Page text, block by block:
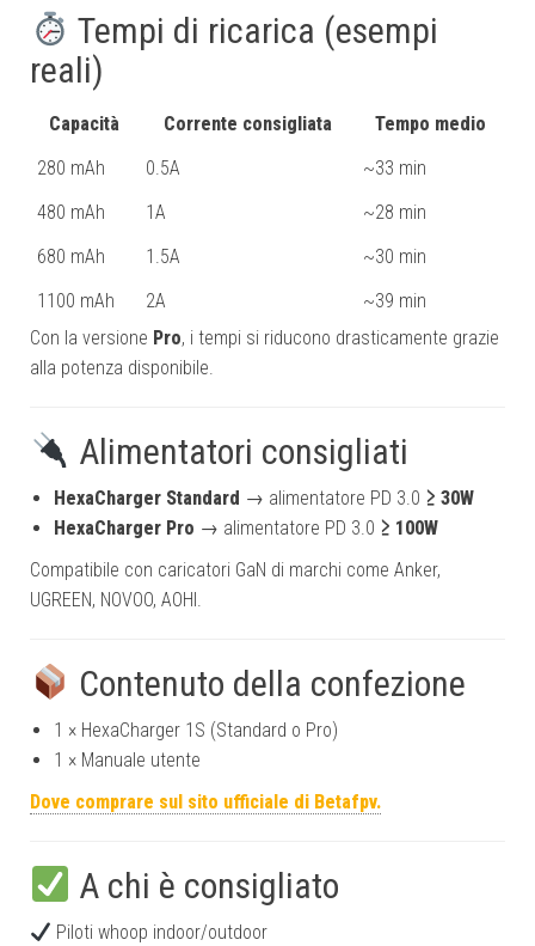
Tempi di ricarica (esempi
reali)
Capacità Corrente consigliata
Tempo medio
280 mAh
0.5A
~33 min
480 mAh
1A
~28 min
680 mAh
1.5A
~30 min
1100 mAh
2A
~39 min
Con la versione Pro, i tempi si riducono drasticamente grazie
alla potenza disponibile.
Alimentatori consigliati
HexaCharger Standard → alimentatore PD 3.0 ≥ 30W
HexaCharger Pro → alimentatore PD 3.0 ≥ 100W
Compatibile con caricatori GaN di marchi come Anker,
UGREEN, NOVOO, AOHI.
Contenuto della confezione
1 × HexaCharger 1S (Standard o Pro)
1 × Manuale utente
Dove comprare sul sito ufficiale di Betafpv.
A chi è consigliato
Piloti whoop indoor/outdoor